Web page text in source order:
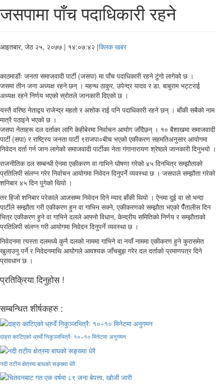
जसपामा पाँच पदाधिकारी रहने
आइतबार, जेठ २५, २०७७ | १४:०७:४२ |क्लिक खबर
काठमाडौंः जनता समाजवादी पार्टी (जसपा) मा पाँच पदाधिकारी रहने टुंगो लागेको छ ।
जसमा तीन जना अध्यक्ष रहने छन् । महन्थ ठाकुर, उपेन्द्र यादव र डा. बाबुराम भट्टराई
अध्यक्ष रहने निर्णय भएको स्रोतले जानकारी दिएको छ ।
यस्तै वरिष्ठ नेताद्वय राजेन्द्र महतो र अशोक राई पनि पदाधिकारी रहने छन् । बाँकी सबैको नाम
मात्रै पठाइने भएको छ ।
जसपा नेताहरू दल दर्ताका लागि केहीबेरमा निर्वाचन आयोग जाँदैछन् । १० बैशाखमा समाजवादी
पार्टी (सपा) र राष्ट्रिय जनता पार्टी ९राजपा०बीच भएको एकीकरण सहमतिअनुसार आयोगमा
निवेदन दर्ता गर्न जान लागेको समाजवादी पार्टीका नेता गंगानारायण श्रेष्ठले जानकारी दिनुभयो ।
राजनीतिक दल सम्बन्धी ऐनमा एकीकरण वा गाभिने घोषणा गरेको ४५ दिनभित्र सम्झौताको
प्रतिलिपी संलग्न गरेर निर्वाचन आयोगमा निवेदन दिनुपर्ने व्यवस्था छ । जसपाले सम्झौता गरेको
शनिबार ४५ दिन पुगेको थियो ।
तर हिजो शनिबार परेकाले आजसम्म निवेदन दिने म्याद बाँकी थियो । ऐनमा दुई वा सो भन्दा
पार्टीले सम्झौता गरी एकीकरण हुन वा गाभिन सक्ने, एकीकरणको सम्झौता भएको पैँतालीस दिन
भित्र एकीकरण हुने वा गाभिने दलले आफ्नो विधान, केन्द्रीय समितिको निर्णय र सम्झौताको
प्रतिलिपी संलग्न गरी आयोगमा निवेदन दिनुपर्ने व्यवस्था छ ।
निवेदनमा त्यस्ता दलमध्ये कुनै दलको नाममा गाभिने वा नयाँ नाममा एकीकरण हुने कुरासमेत
खुलाउनु पर्ने र निवेदनमाथि आयोगले आवश्यक जाँचबुझ गरेर दल दर्ताको प्रमाणपत्र दिने
प्रावधान छ ।
प्रतिक्रिया दिनुहोस !
सम्बन्धित शीर्षकहरु :
दाह्रा काटिएको ध्रुर्वे निकुञ्जभित्रैः १०÷१० मिनेटमा अनुगमन
नदी तटीय क्षेत्रमा बाघको सङ्ख्या धेरै